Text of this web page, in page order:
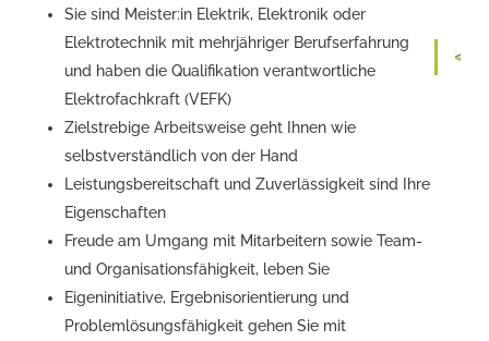
Sie sind Meister:in Elektrik, Elektronik oder
Elektrotechnik mit mehrjähriger Berufserfahrung
und haben die Qualifikation verantwortliche
Elektrofachkraft (VEFK)
Zielstrebige Arbeitsweise geht Ihnen wie
selbstverständlich von der Hand
Leistungsbereitschaft und Zuverlässigkeit sind Ihre
Eigenschaften
Freude am Umgang mit Mitarbeitern sowie Team-
und Organisationsfähigkeit, leben Sie
Eigeninitiative, Ergebnisorientierung und
Problemlösungsfähigkeit gehen Sie mit